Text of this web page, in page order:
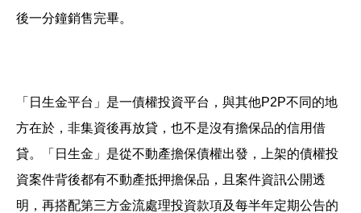
後一分鐘銷售完畢。
「日生金平台」是一債權投資平台，與其他P2P不同的地
方在於，非集資後再放貸，也不是沒有擔保品的信用借
貸。「日生金」是從不動產擔保債權出發，上架的債權投
資案件背後都有不動產抵押擔保品，且案件資訊公開透
明，再搭配第三方金流處理投資款項及每半年定期公告的